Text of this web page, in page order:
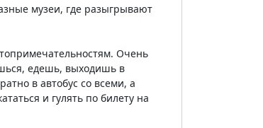
музеи, где разыгрывают
Очень
едешь, выходишь в
в автобус со всеми, а
и гулять по билету на